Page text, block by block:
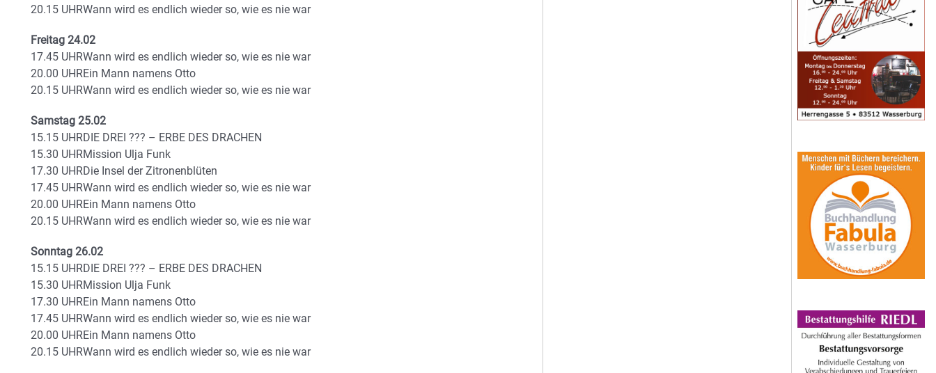
20.15 UHRWann wird es endlich wieder so, wie es nie war
Freitag 24.02
17.45 UHRWann wird es endlich wieder so, wie es nie war
20.00 UHREin Mann namens Otto
20.15 UHRWann wird es endlich wieder so, wie es nie war
Samstag 25.02
15.15 UHRDIE DREI ??? – ERBE DES DRACHEN
15.30 UHRMission Ulja Funk
17.30 UHRDie Insel der Zitronenblüten
17.45 UHRWann wird es endlich wieder so, wie es nie war
20.00 UHREin Mann namens Otto
20.15 UHRWann wird es endlich wieder so, wie es nie war
Sonntag 26.02
15.15 UHRDIE DREI ??? – ERBE DES DRACHEN
15.30 UHRMission Ulja Funk
17.30 UHREin Mann namens Otto
17.45 UHRWann wird es endlich wieder so, wie es nie war
20.00 UHREin Mann namens Otto
20.15 UHRWann wird es endlich wieder so, wie es nie war